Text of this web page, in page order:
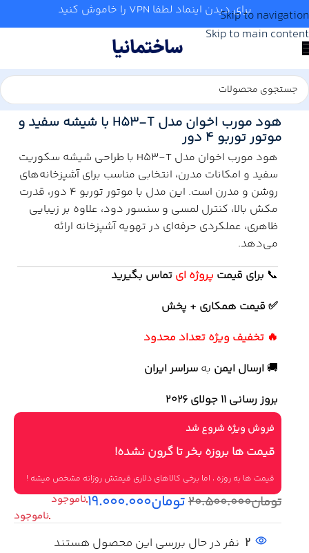
Skip to navigation
Skip to main content
برای دیدن اینماد لطفا VPN را خاموش کنید
آشپزخانه/
هود مورب اخوان مدل H53-T با شیشه سفید و
موتور توربو ۴ دور
هود مورب اخوان مدل H53-T با طراحی شیشه سکوریت
سفید و امکانات مدرن، انتخابی مناسب برای آشپزخانه‌های
روشن و مدرن است. این مدل با موتور توربو ۴ دور، قدرت
مکش بالا، کنترل لمسی و سنسور دود، علاوه بر زیبایی
ظاهری، عملکردی حرفه‌ای در تهویه آشپزخانه ارائه
می‌دهد.
📞 برای قیمت پروژه ای تماس بگیرید
✅ قیمت همکاری + پخش
🔥 تخفیف ویژه تعداد محدود
🚚 ارسال ایمن به سراسر ایران
بروز رسانی 11 جولای ۲۰۲۶
فروش ویژه شروع شد
قیمت ها بروزه بخر تا گرون نشده!
قیمت ها به روزه ، اما برخی کالاهای دلاری قیمتش روزانه مشخص میشه !
تومان۲۰.۵۰۰.۰۰۰تومان۱۹.۰۰۰.۰۰۰
2 نفر در حال بررسی این محصول هستند